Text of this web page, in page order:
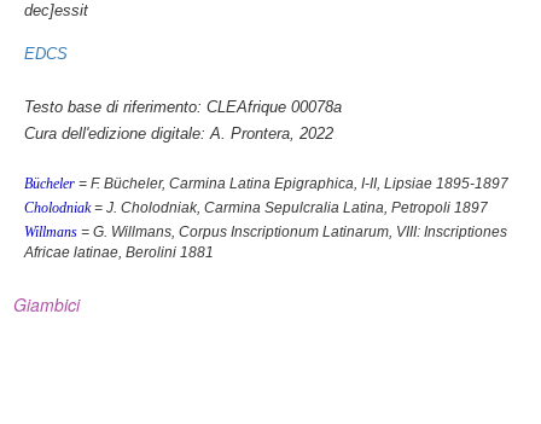
dec]essit
EDCS
Testo base di riferimento: CLEAfrique 00078a
Cura dell'edizione digitale: A. Prontera, 2022
Bücheler = F. Bücheler, Carmina Latina Epigraphica, I-II, Lipsiae 1895-1897
Cholodniak= J. Cholodniak, Carmina Sepulcralia Latina, Petropoli 1897
Willmans = G. Willmans, Corpus Inscriptionum Latinarum, VIII: Inscriptiones
Africae latinae, Berolini 1881
Giambici